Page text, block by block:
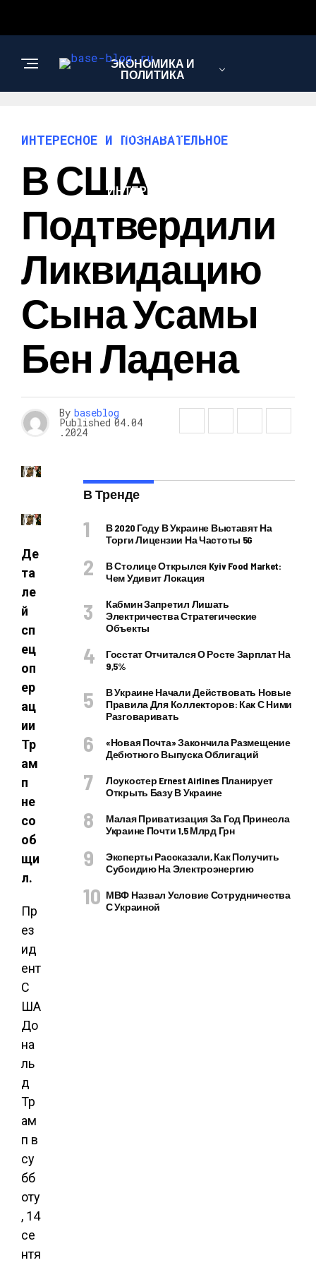
ЭКОНОМИКА И
ПОЛИТИКА
НОВОСТИ
ИНТЕРЕСНОЕ И
ИНТЕРЕСНОЕ И ПОЗНАВАТЕЛЬНОЕ
В США
Подтвердили
Ликвидацию
Сына Усамы
Бен Ладена
By baseblog
Published 04.04
.2024
Де
та
ле
й
сп
ец
оп
ер
ац
ии
Тр
ам
п
не
со
об
щи
л.
Пр
ез
ид
ент
С
ША
До
на
ль
д
Тр
ам
п в
су
бб
оту
, 14
се
нтя
В Тренде
В 2020 Году В Украине Выставят На
Торги Лицензии На Частоты 5G
В Столице Открылся Kyiv Food Market:
Чем Удивит Локация
Кабмин Запретил Лишать
Электричества Стратегические
Объекты
Госстат Отчитался О Росте Зарплат На
9,5%
В Украине Начали Действовать Новые
Правила Для Коллекторов: Как С Ними
Разговаривать
«Новая Почта» Закончила Размещение
Дебютного Выпуска Облигаций
Лоукостер Ernest Airlines Планирует
Открыть Базу В Украине
Малая Приватизация За Год Принесла
Украине Почти 1,5 Млрд Грн
Эксперты Рассказали, Как Получить
Субсидию На Электроэнергию
МВФ Назвал Условие Сотрудничества
С Украиной